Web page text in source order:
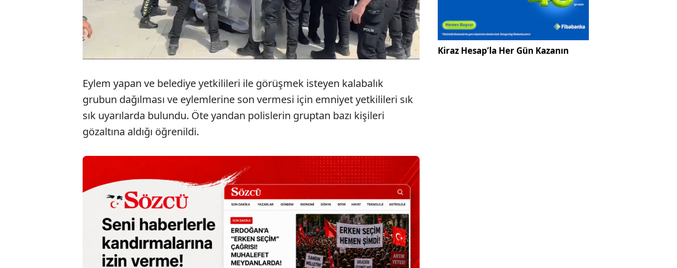
Eylem yapan ve belediye yetkilileri ile görüşmek isteyen kalabalık
grubun dağılması ve eylemlerine son vermesi için emniyet yetkilileri sık
sık uyarılarda bulundu. Öte yandan polislerin gruptan bazı kişileri
gözaltına aldığı öğrenildi.
Kiraz Hesap’la Her Gün Kazanın